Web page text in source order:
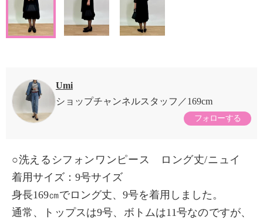
Umi
ショップチャンネルスタッフ
169cm
フォローする
○洗えるシフォンワンピース ロング丈/ニュイ
着用サイズ：9号サイズ
身長169㎝でロング丈、9号を着用しました。
通常、トップスは9号、ボトムは11号なのですが、